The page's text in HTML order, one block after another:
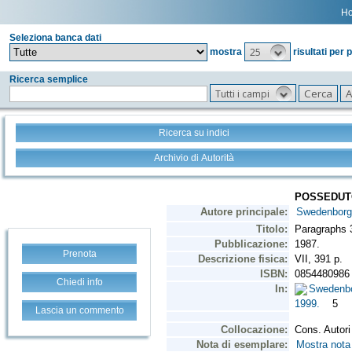
Seleziona banca dati
mostra
25 risultati per
Ricerca semplice
Tutti i campi
Ricerca su indici
Archivio di Autorità
Prenota
Chiedi info
Lascia un commento